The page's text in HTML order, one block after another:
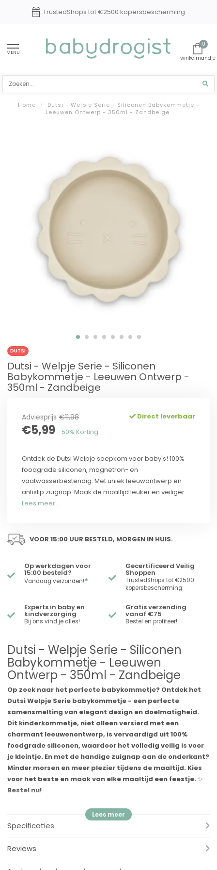
TrustedShops tot €2500 kopersbescherming
MENU
0
Home /
Dutsi - Welpje Serie - Siliconen Babykommetje -
Leeuwen Ontwerp - 350ml - Zandbeige
DUTSI
Dutsi - Welpje Serie - Siliconen
Babykommetje - Leeuwen Ontwerp -
350ml - Zandbeige
Adviesprijs €11,98
€5,99 50% Korting
Direct leverbaar
Ontdek de Dutsi Welpje soepkom voor baby's! 100%
foodgrade siliconen, magnetron- en
vaatwasserbestendig. Met uniek leeuwontwerp en
antislip zuignap. Maak de maaltijd leuker en veiliger.
Lees meer..
VOOR 15:00 UUR BESTELD, MORGEN IN HUIS.
Op werkdagen voor
15:00 besteld?
Vandaag verzonden!*
Gecertificeerd Veilig
Shoppen
TrustedShops tot €2500
kopersbescherming
Experts in baby en
kindverzorging
Bij ons vind je alles!
Gratis verzending
vanaf €75
Bestel en profiteer!
Dutsi - Welpje Serie - Siliconen
Babykommetje - Leeuwen
Ontwerp - 350ml - Zandbeige
Op zoek naar het perfecte babykommetje? Ontdek het
Dutsi Welpje Serie babykommetje - een perfecte
samensmelting van elegant design en doelmatigheid.
Dit kinderkommetje, niet alleen versierd met een
charmant leeuwenontwerp, is vervaardigd uit 100%
foodgrade siliconen, waardoor het volledig veilig is voor
je kleintje. En met de handige zuignap aan de onderkant?
Minder morsen en meer plezier tijdens de maaltijd. Kies
voor het beste en maak van elke maaltijd een feestje. ✨
Bestel nu!
Maar dat is nog niet alles. De Dutsi Welpje Serie gaat verder dan
alleen een aantrekkelijk design. Het is een onbreekbaar
kommetje, ontworpen met het oog op de actieve peuter.
waardoor het dagelijkse leven van ouders net dat beetje
Specificaties
Reviews